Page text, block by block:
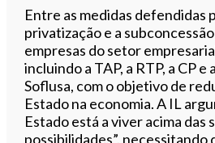
Entre as medidas defendidas
privatização e a
empresas do setor
incluindo a TAP, a RTP, a CP e
Soflusa, com o objetivo de
Estado na economia. A IL
Estado está a viver acima das
possibilidades”, necessitando